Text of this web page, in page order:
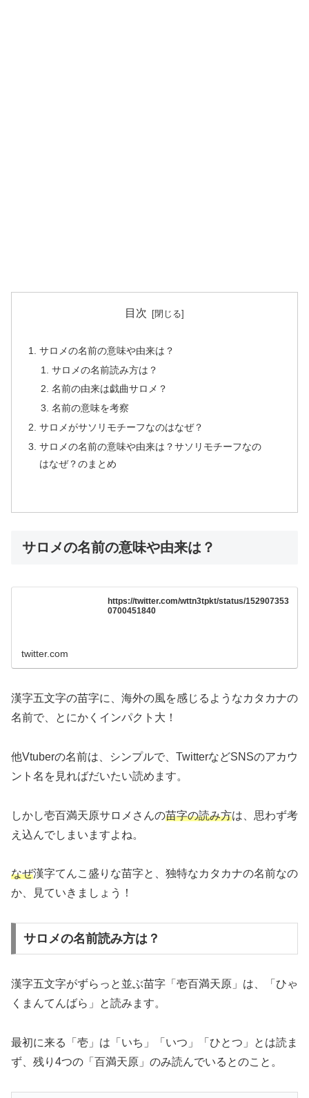
目次
サロメの名前の意味や由来は？
サロメの名前読み方は？
名前の由来は戯曲サロメ？
名前の意味を考察
サロメがサソリモチーフなのはなぜ？
サロメの名前の意味や由来は？サソリモチーフなの
はなぜ？のまとめ
サロメの名前の意味や由来は？
https://twitter.com/wttn3tpkt/status/152907353
0700451840
twitter.com
漢字五文字の苗字に、海外の風を感じるようなカタカナの
名前で、とにかくインパクト大！
他Vtuberの名前は、シンプルで、TwitterなどSNSのアカウ
ント名を見ればだいたい読めます。
しかし壱百満天原サロメさんの苗字の読み方は、思わず考
え込んでしまいますよね。
なぜ漢字てんこ盛りな苗字と、独特なカタカナの名前なの
か、見ていきましょう！
サロメの名前読み方は？
漢字五文字がずらっと並ぶ苗字「壱百満天原」は、「ひゃ
くまんてんばら」と読みます。
最初に来る「壱」は「いち」「いつ」「ひとつ」とは読ま
ず、残り4つの「百満天原」のみ読んでいるとのこと。